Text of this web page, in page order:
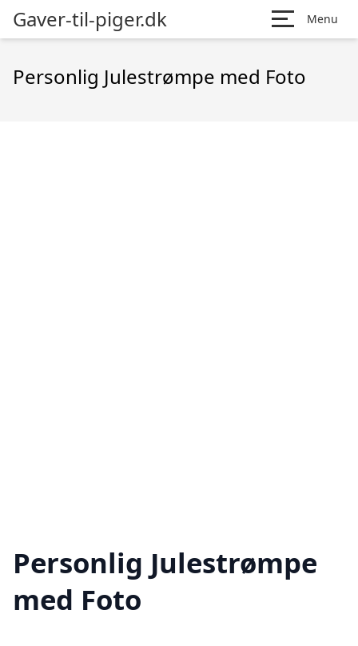
Gaver-til-piger.dk Menu
Personlig Julestrømpe med Foto
Personlig Julestrømpe
med Foto